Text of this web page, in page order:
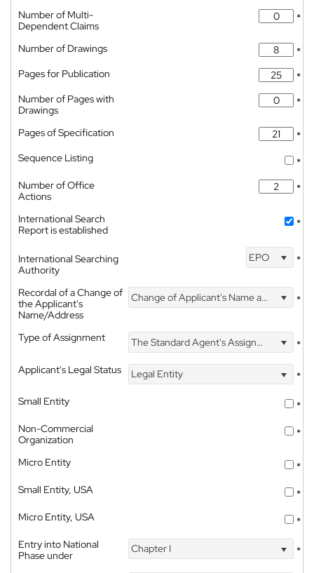
Number of Multi-
Dependent Claims
*
Number of Drawings
*
Pages for Publication
*
Number of Pages with
Drawings
*
Pages of Specification
*
Sequence Listing
*
Number of Office
Actions
*
International Search
Report is established
*
International Searching
Authority
EPO *
Recordal of a Change of
the Applicant's
Name/Address
Change of Applicant's Name and Address *
Type of Assignment The Standard Agent's Assignment
*
Applicant's Legal Status
Legal Entity
*
Small Entity
*
Non-Commercial
Organization
*
Micro Entity
*
Small Entity, USA
*
Micro Entity, USA
*
Entry into National
Phase under
Chapter I *